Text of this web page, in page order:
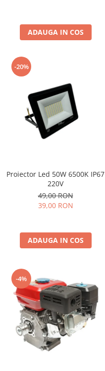
ADAUGA IN COS
-20%
Proiector Led 50W 6500K IP67
220V
49,00 RON
39,00 RON
ADAUGA IN COS
-4%